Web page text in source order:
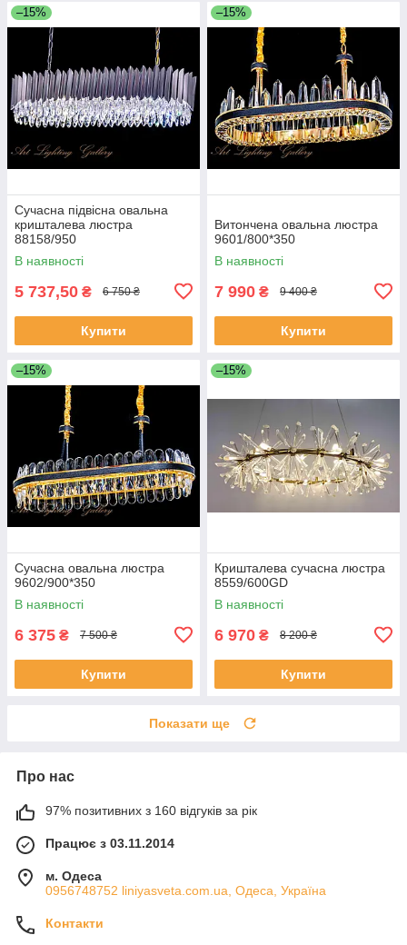
–15%
Сучасна підвісна овальна
кришталева люстра
88158/950
В наявності
5 737,50 ₴ 6 750 ₴
Купити
–15%
Витончена овальна люстра
9601/800*350
В наявності
7 990 ₴ 9 400 ₴
Купити
–15%
Сучасна овальна люстра
9602/900*350
В наявності
6 375 ₴ 7 500 ₴
Купити
–15%
Кришталева сучасна люстра
8559/600GD
В наявності
6 970 ₴ 8 200 ₴
Купити
Показати ще
Про нас
97% позитивних з 160 відгуків за рік
Працює з 03.11.2014
м. Одеса
0956748752 liniyasveta.com.ua, Одеса, Україна
Контакти